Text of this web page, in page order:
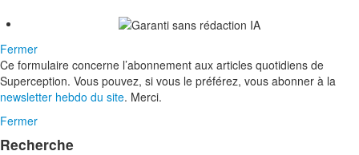
Fermer
Ce formulaire concerne l’abonnement aux articles quotidiens de
Superception. Vous pouvez, si vous le préférez, vous abonner à la
newsletter hebdo du site. Merci.
Fermer
Recherche